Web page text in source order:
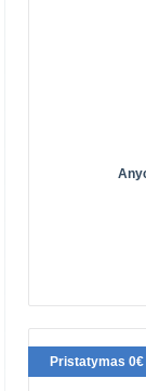
3D
tiek
Prekių
Pristatymas 0€